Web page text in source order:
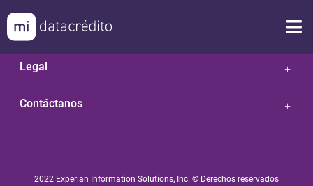
Nuestras Soluciones
Legal
Contáctanos
2022 Experian Information Solutions, Inc. © Derechos reservados